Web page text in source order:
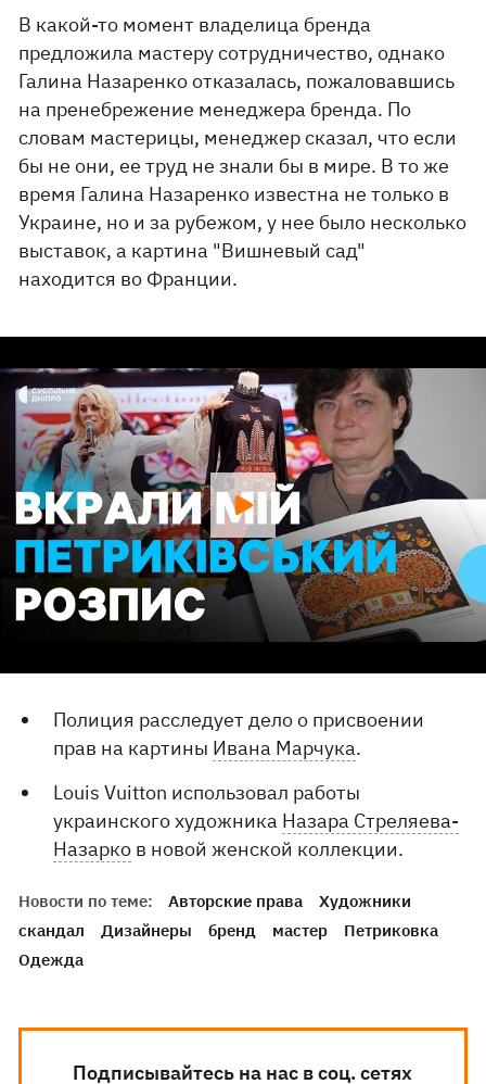
В какой-то момент владелица бренда
предложила мастеру сотрудничество, однако
Галина Назаренко отказалась, пожаловавшись
на пренебрежение менеджера бренда. По
словам мастерицы, менеджер сказал, что если
бы не они, ее труд не знали бы в мире. В то же
время Галина Назаренко известна не только в
Украине, но и за рубежом, у нее было несколько
выставок, а картина "Вишневый сад"
находится во Франции.
Полиция расследует дело о присвоении
прав на картины Ивана Марчука.
Louis Vuitton использовал работы
украинского художника Назара Стреляева-
Назарко в новой женской коллекции.
Новости по теме: Авторские права
Художники
скандал
Дизайнеры бренд мастер
Петриковка
Одежда
Подписывайтесь на нас в соц. сетях